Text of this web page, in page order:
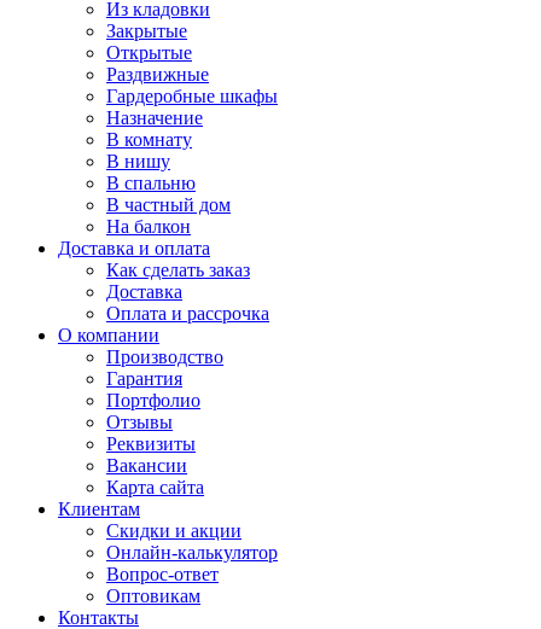
Из кладовки
Закрытые
Открытые
Раздвижные
Гардеробные шкафы
Назначение
В комнату
В нишу
В спальню
В частный дом
На балкон
Доставка и оплата
Как сделать заказ
Доставка
Оплата и рассрочка
О компании
Производство
Гарантия
Портфолио
Отзывы
Реквизиты
Вакансии
Карта сайта
Клиентам
Скидки и акции
Онлайн-калькулятор
Вопрос-ответ
Оптовикам
Контакты